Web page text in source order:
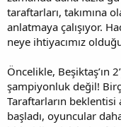
taraftarları, takımına
anlatmaya çalışıyor.
neye ihtiyacımız
Öncelikle, Beşiktaş’ın
şampiyonluk değil!
Taraftarların beklentisi
başladı, oyuncular